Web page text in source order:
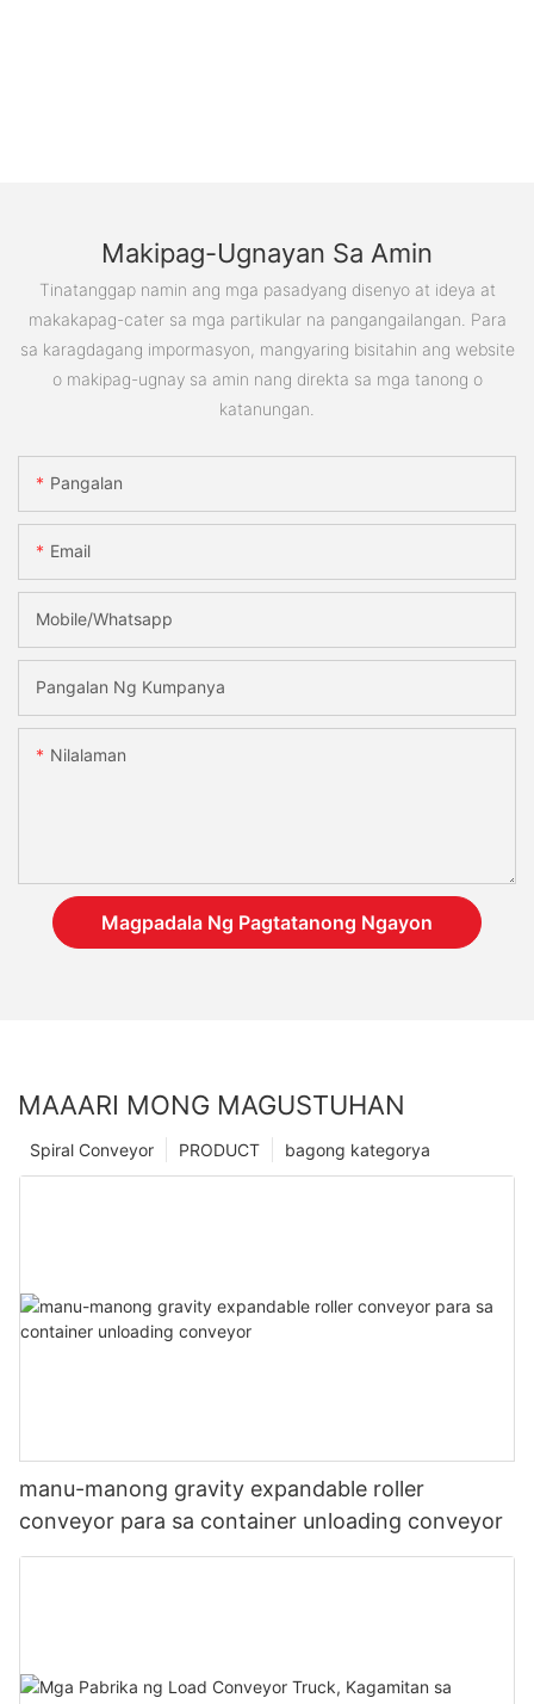
Makipag-Ugnayan Sa Amin
Tinatanggap namin ang mga pasadyang disenyo at ideya at
makakapag-cater sa mga partikular na pangangailangan. Para
sa karagdagang impormasyon, mangyaring bisitahin ang website
o makipag-ugnay sa amin nang direkta sa mga tanong o
katanungan.
Pangalan
Email
Mobile/Whatsapp
Pangalan Ng Kumpanya
Nilalaman
Magpadala Ng Pagtatanong Ngayon
MAAARI MONG MAGUSTUHAN
bagong kategorya
PRODUCT
Spiral Conveyor
manu-manong gravity expandable roller
conveyor para sa container unloading conveyor